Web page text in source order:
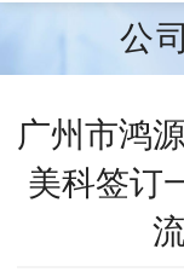
公
广州市鸿
美科签订